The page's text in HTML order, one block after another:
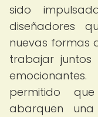
sido
diseñadores
nuevas formas
trabajar
permitido
abarquen